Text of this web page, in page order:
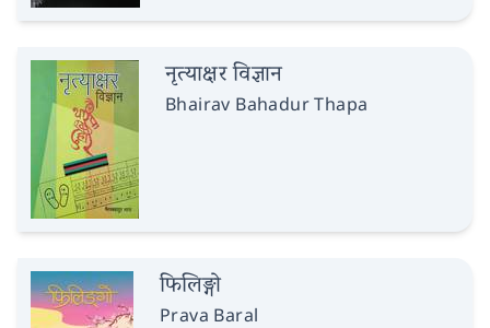
नृत्याक्षर विज्ञान
Bhairav Bahadur Thapa
फिलिङ्गो
Prava Baral